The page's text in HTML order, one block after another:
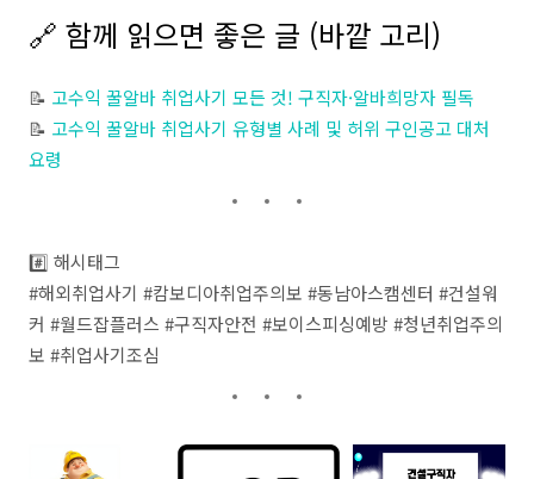
🔗 함께 읽으면 좋은 글 (바깥 고리)
📝 고수익 꿀알바 취업사기 모든 것! 구직자·알바희망자 필독
📝 고수익 꿀알바 취업사기 유형별 사례 및 허위 구인공고 대처
요령
#️⃣ 해시태그
#해외취업사기 #캄보디아취업주의보 #동남아스캠센터 #건설워
커 #월드잡플러스 #구직자안전 #보이스피싱예방 #청년취업주의
보 #취업사기조심